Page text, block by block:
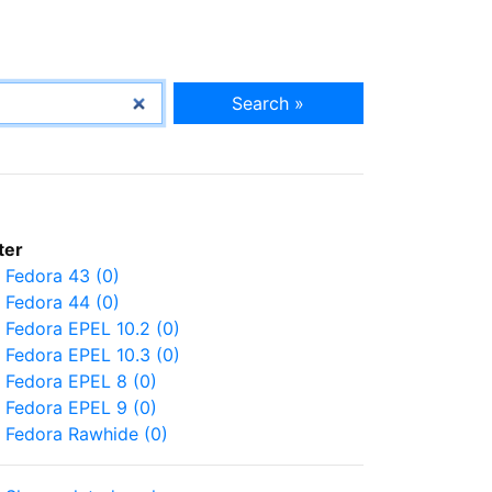
Search »
Fedora 43 (0)
Fedora 44 (0)
Fedora EPEL 10.2 (0)
Fedora EPEL 10.3 (0)
Fedora EPEL 8 (0)
Fedora EPEL 9 (0)
Fedora Rawhide (0)